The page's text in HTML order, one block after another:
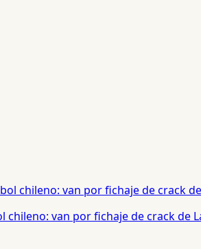
van por fichaje de crack de